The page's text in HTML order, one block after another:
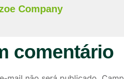
Company
comentário